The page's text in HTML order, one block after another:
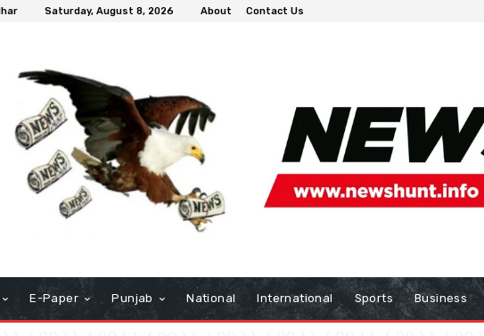
Saturday, August 8, 2026 About Contact Us
E-Paper Punjab National International Sports Business